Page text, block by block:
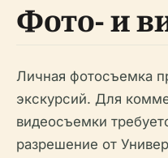
Фото- и
Личная фотосъемка
экскурсий. Для
видеосъемки
разрешение от